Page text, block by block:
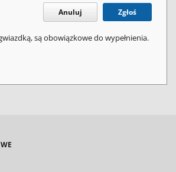
Anuluj Zgłoś
są obowiązkowe do wypełnienia.